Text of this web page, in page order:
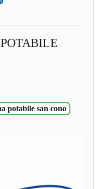
potabile san cono